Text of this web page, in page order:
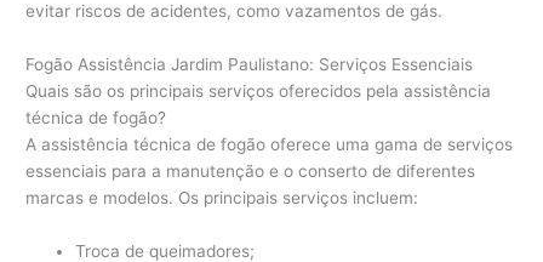
evitar riscos de acidentes, como vazamentos de gás.
Fogão Assistência Jardim Paulistano: Serviços Essenciais
Quais são os principais serviços oferecidos pela assistência
técnica de fogão?
A assistência técnica de fogão oferece uma gama de serviços
essenciais para a manutenção e o conserto de diferentes
marcas e modelos. Os principais serviços incluem:
Troca de queimadores;